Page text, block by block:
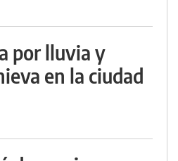
por lluvia y
en la ciudad